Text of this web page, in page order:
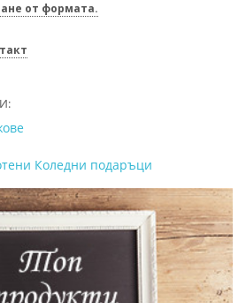
от формата.
Коледни подаръци